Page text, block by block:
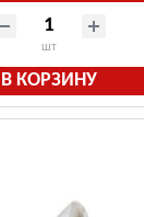
шт
В КОРЗИНУ